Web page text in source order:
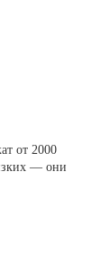
от 2000
— они